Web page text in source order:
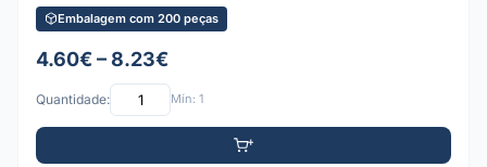
Embalagem com 200 peças
4.60€ – 8.23€
Quantidade: Mín: 1